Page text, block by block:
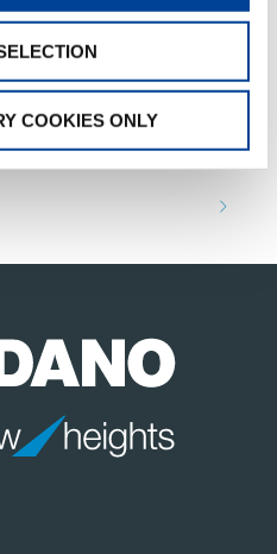
COOKIES ONLY